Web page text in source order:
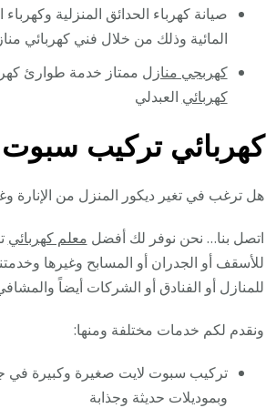
صيانة كهرباء الحدائق المنزلية
المائية وذلك من خلال فني كهربائي
كهربجي منازل ممتاز خدمة طوارئ
كهربائي العبدلي
كهربائي تركيب سبوت
هل ترغب في تغير ديكور المنزل من الإنارة
اتصل بنا… نحن نوفر لك أفضل معلم كهربائي
للأسقف أو الجدران أو المسابح وغيرها
للمنازل أو الفنادق أو الشركات أيضاً
ونقدم لكم خدمات مختلفة ومنها:
تركيب سبوت لايت صغيرة وكبيرة في
وبموديلات حديثة وجذابة